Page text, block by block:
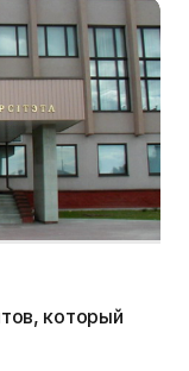
который